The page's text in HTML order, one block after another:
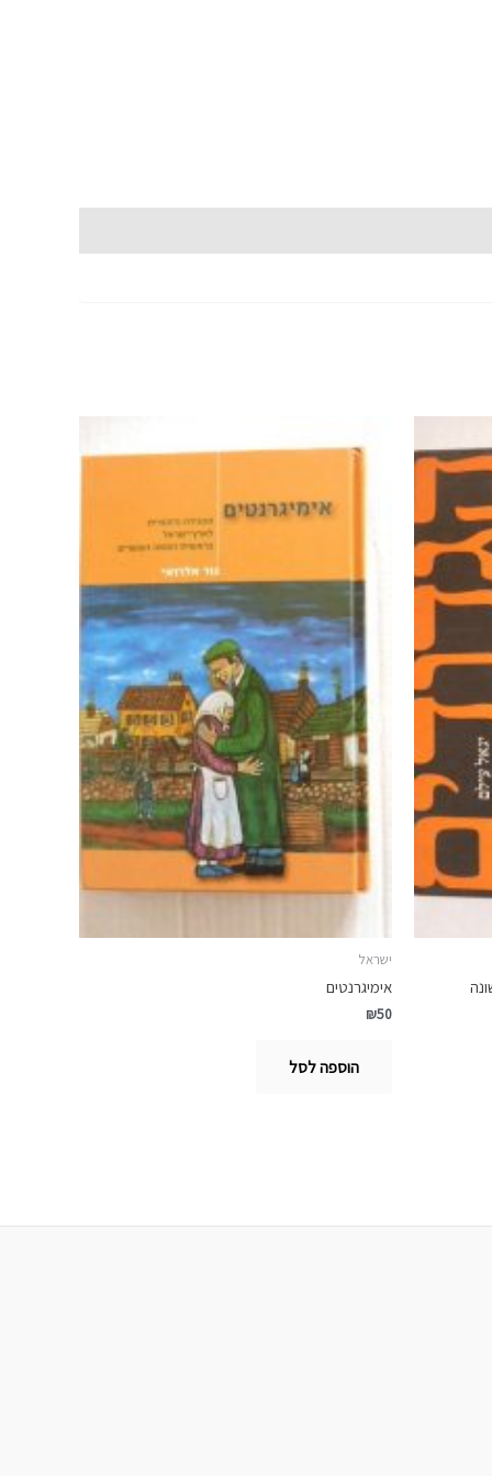
ישראל
אימיגרנטים
₪50
הוספה לסל